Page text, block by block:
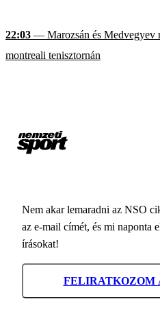
22:03 — Marozsán és Medvegyev
montreali tenisztornán
Nem akar lemaradni az NSO
az e-mail címét, és mi naponta
írásokat!
FELIRATKOZOM